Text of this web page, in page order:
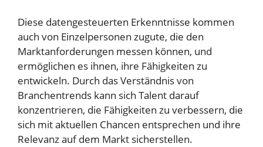
Diese datengesteuerten Erkenntnisse kommen
auch von Einzelpersonen zugute, die den
Marktanforderungen messen können, und
ermöglichen es ihnen, ihre Fähigkeiten zu
entwickeln. Durch das Verständnis von
Branchentrends kann sich Talent darauf
konzentrieren, die Fähigkeiten zu verbessern, die
sich mit aktuellen Chancen entsprechen und ihre
Relevanz auf dem Markt sicherstellen.